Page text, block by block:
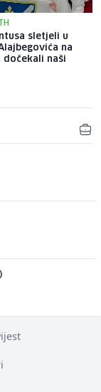
sletjeli u
na
naši